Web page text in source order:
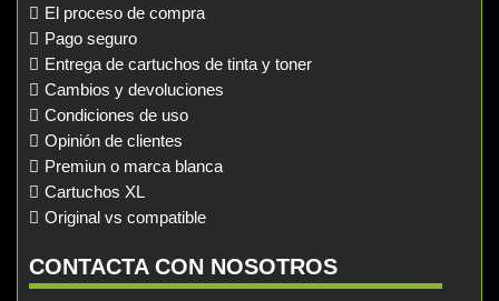
El proceso de compra
Pago seguro
Entrega de cartuchos de tinta y toner
Cambios y devoluciones
Condiciones de uso
Opinión de clientes
Premiun o marca blanca
Cartuchos XL
Original vs compatible
CONTACTA CON NOSOTROS